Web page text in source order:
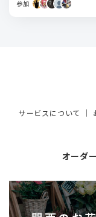
参加
サービスについて ｜
オーダ